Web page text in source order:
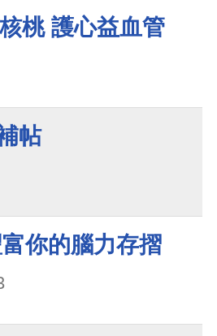
桃 護心益血管
帖
你的腦力存摺